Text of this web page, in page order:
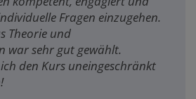
Fragen einzugehen.
Theorie und
war sehr gut gewählt.
den Kurs uneingeschränkt